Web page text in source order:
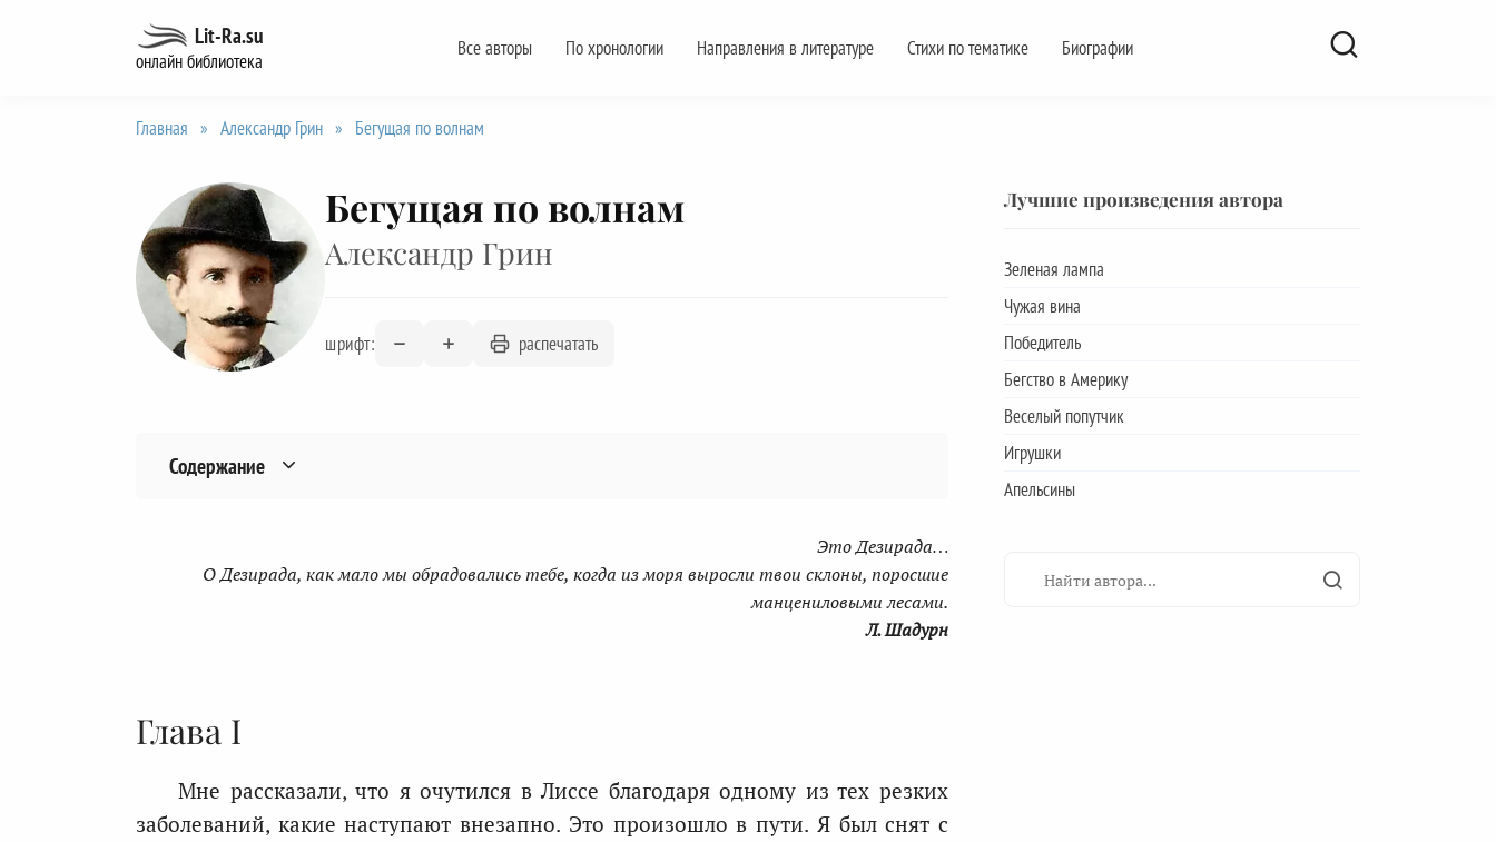
Lit-Ra.su
онлайн библиотека
Все авторы По хронологии Направления в литературе Стихи по тематике Биографии
Главная » Александр Грин » Бегущая по волнам
Бегущая по волнам
Александр Грин
шрифт: распечатать
Содержание
Это Дезирада…
О Дезирада, как мало мы обрадовались тебе, когда из моря выросли твои склоны, поросшие
манцениловыми лесами.
Л. Шадурн
Глава I
Мне рассказали, что я очутился в Лиссе благодаря одному из тех резких
заболеваний, какие наступают внезапно. Это произошло в пути. Я был снят с
Лучшие произведения автора
Зеленая лампа
Чужая вина
Победитель
Бегство в Америку
Веселый попутчик
Игрушки
Апельсины